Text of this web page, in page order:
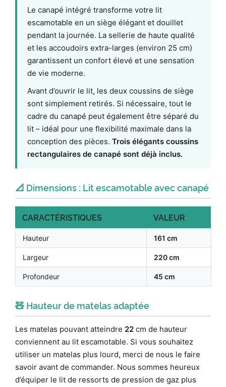
Le canapé intégré transforme votre lit
escamotable en un siège élégant et douillet
pendant la journée. La sellerie de haute qualité
et les accoudoirs extra-larges (environ 25 cm)
garantissent un confort élevé et une sensation
de vie moderne.
Avant d’ouvrir le lit, les deux coussins de siège
sont simplement retirés. Si nécessaire, tout le
cadre du canapé peut également être séparé du
lit – idéal pour une flexibilité maximale dans la
conception des pièces. Trois élégants coussins
rectangulaires de canapé sont déjà inclus.
📐 Dimensions : Lit escamotable avec canapé
CARACTÉRISTIQUES VALEUR
Hauteur 161 cm
Largeur 220 cm
Profondeur 45 cm
🧸 Hauteur de matelas adaptée
Les matelas pouvant atteindre 22 cm de hauteur
conviennent au lit escamotable. Si vous souhaitez
utiliser un matelas plus lourd, merci de nous le faire
savoir avant de commander. Nous sommes heureux
d’équiper le lit de ressorts de pression de gaz plus